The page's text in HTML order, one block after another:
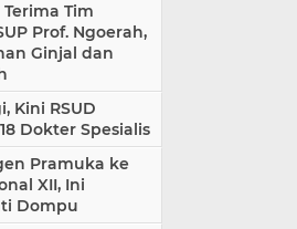
Tim
Prof. Ngoerah,
Ginjal dan
Kini RSUD
Dokter Spesialis
Pramuka ke
XII, Ini
Dompu